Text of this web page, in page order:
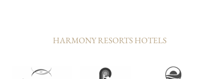
HARMONY RESORTS HOTELS